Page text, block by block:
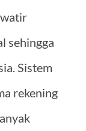
sehingga
Sistem
rekening